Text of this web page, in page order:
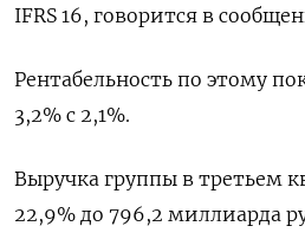
IFRS 16, говорится в
Рентабельность по этому
3,2% с 2,1%.
Выручка группы в третьем
22,9% до 796,2 миллиарда